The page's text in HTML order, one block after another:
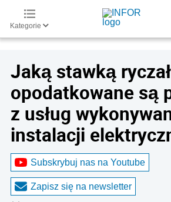
Kategorie
Jaką stawką
opodatkowane są
z usług
instalacji
Subskrybuj nas na Youtube
Zapisz się na newsletter